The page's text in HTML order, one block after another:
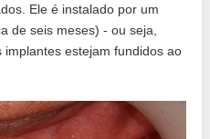
Ele é instalado por um
de seis meses) - ou seja,
estejam fundidos ao